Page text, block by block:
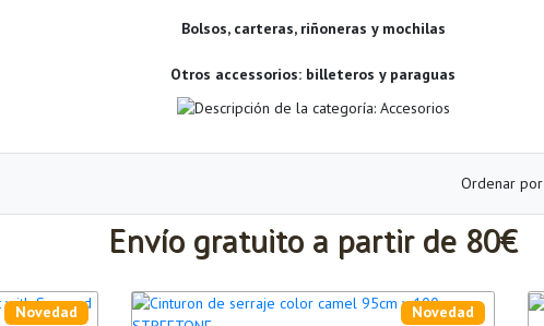
Bolsos, carteras, riñoneras y mochilas
Otros accessorios: billeteros y paraguas
Ordenar por
Envío gratuito a partir de 80€
Novedad Novedad